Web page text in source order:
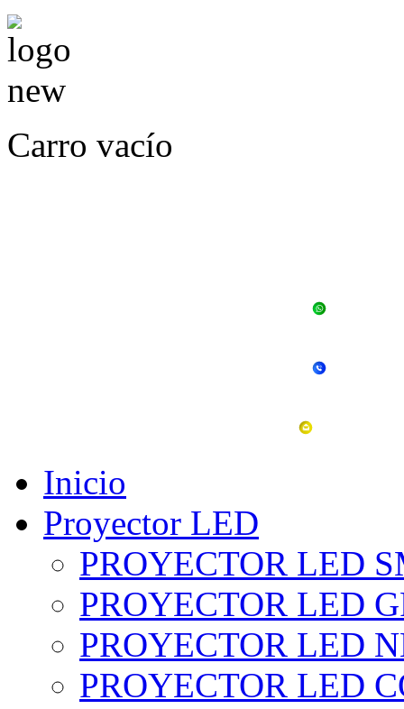
Carro vacío
Inicio
Proyector LED
PROYECTOR LED
PROYECTOR LED
PROYECTOR LED
PROYECTOR LED